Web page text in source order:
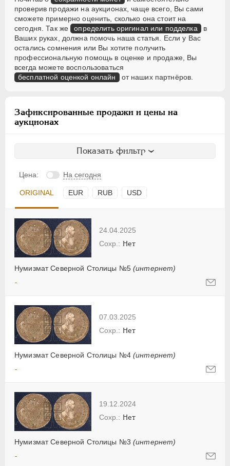
проверив продажи на аукционах, чаще всего, Вы сами
сможете примерно оценить, сколько она стоит на
сегодня. Так же определить оригинал или подделка в
Ваших руках, должна помочь наша статья. Если у Вас
остались сомнения или Вы хотите получить
профессиональную помощь в оценке и продаже, Вы
всегда можете воспользоваться
бесплатной оценкой онлайн от наших партнёров.
Зафиксированные продажи и цены на
аукционах
Показать фильтр
Цена: На сегодня
ORIGINAL EUR RUB USD
24.04.2025
Нумизмат Северной Столицы №5(интернет)
Нет
-
07.03.2025
Нумизмат Северной Столицы №4(интернет)
Нет
-
19.12.2024
Нумизмат Северной Столицы №3(интернет)
Нет
-